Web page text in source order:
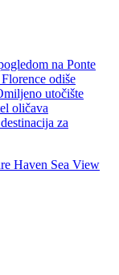
na Ponte
odiše
utočište
oličava
za